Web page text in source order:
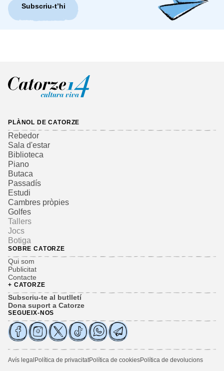
Subscriu-t’hi
PLÀNOL DE CATORZE
Rebedor
Sala d'estar
Biblioteca
Piano
Butaca
Passadís
Estudi
Cambres pròpies
Golfes
Tallers
Jocs
Botiga
SOBRE CATORZE
Qui som
Publicitat
Contacte
+ CATORZE
Subscriu-te al butlletí
Dona suport a Catorze
SEGUEIX-NOS
Avís legal Política de privacitatPolítica de cookiesPolítica de devolucions